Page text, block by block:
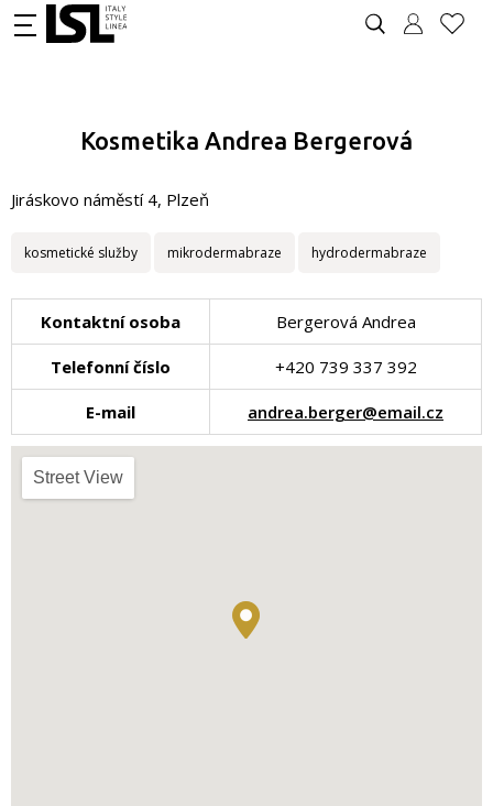
Kosmetika Andrea Bergerová
Jiráskovo náměstí 4, Plzeň
kosmetické služby mikrodermabraze hydrodermabraze
Kontaktní osoba Bergerová Andrea
Telefonní číslo +420 739 337 392
E-mail andrea.berger@email.cz
Street View